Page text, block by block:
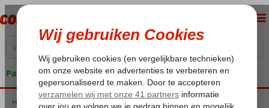
Pakketgarantie
Home Luxe vakantie Fuerteventura